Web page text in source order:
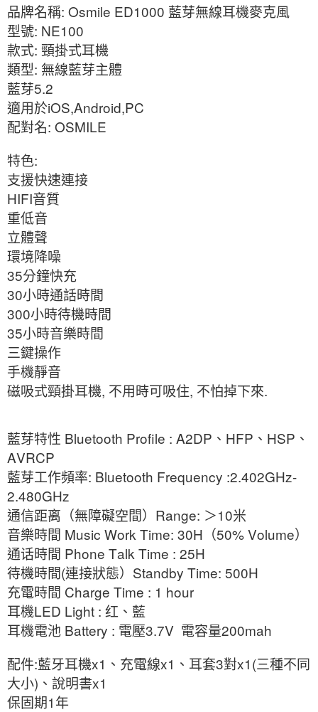
品牌名稱: Osmile ED1000 藍芽無線耳機麥克風
型號: NE100
款式: 頸掛式耳機
類型: 無線藍芽主體
藍芽5.2
適用於iOS,Android,PC
配對名: OSMILE
特色:
支援快速連接
HIFI音質
重低音
立體聲
環境降噪
35分鐘快充
30小時通話時間
300小時待機時間
35小時音樂時間
三鍵操作
手機靜音
磁吸式頸掛耳機, 不用時可吸住, 不怕掉下來.
藍芽特性 Bluetooth Profile : A2DP 、 HFP 、 HSP 、
AVRCP
藍芽工作頻率: Bluetooth Frequency :2.402GHz-
2.480GHz
通信距离（無障礙空間） Range: ＞10米
音樂時間 Music Work Time: 30H （50% Volume）
通话時間 Phone Talk Time : 25H
待機時間(連接狀態） Standby Time: 500H
充電時間 Charge Time : 1 hour
耳機LED Light : 红、藍
耳機電池 Battery : 電壓3.7V 電容量200mah
配件:藍牙耳機x1 、充電線x1 、耳套3對x1(三種不同
大小) 、說明書x1
保固期1 年